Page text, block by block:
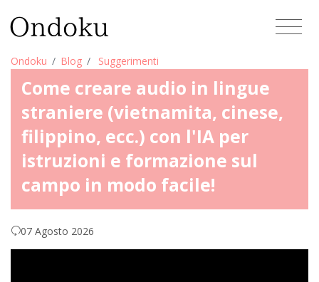
Ondoku Blog Suggerimenti
Come creare audio in lingue
straniere (vietnamita, cinese,
filippino, ecc.) con l'IA per
istruzioni e formazione sul
campo in modo facile!
07 Agosto 2026